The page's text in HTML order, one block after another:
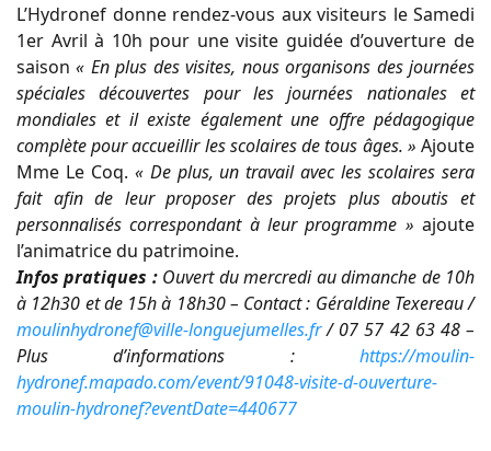
L’Hydronef donne rendez-vous aux visiteurs le Samedi
1er Avril à 10h pour une visite guidée d’ouverture de
saison« En plus des visites, nous organisons des journées
spéciales découvertes pour les journées nationales et
mondiales et il existe également une offre pédagogique
complète pour accueillir les scolaires de tous âges. » Ajoute
Mme Le Coq. « De plus, un travail avec les scolaires sera
fait afin de leur proposer des projets plus aboutis et
personnalisés correspondant à leur programme » ajoute
l’animatrice du patrimoine.
Infos pratiques :Ouvert du mercredi au dimanche de 10h
à 12h30 et de 15h à 18h30 – Contact : Géraldine Texereau /
moulinhydronef@ville-longuejumelles.fr/ 07 57 42 63 48 –
Plus d’informations : https://moulin-
hydronef.mapado.com/event/91048-visite-d-ouverture-
moulin-hydronef?eventDate=440677